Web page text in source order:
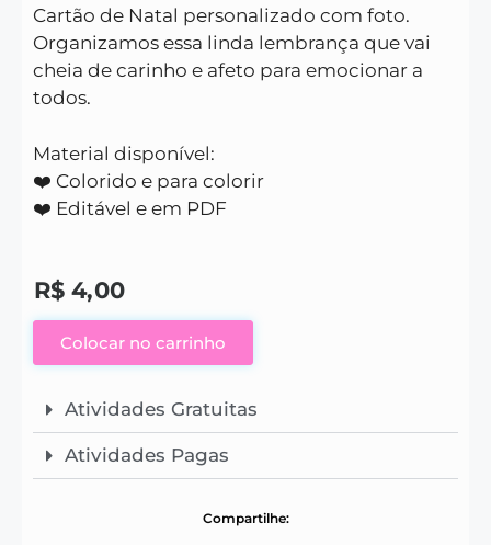
Cartão de Natal personalizado com foto.
Organizamos essa linda lembrança que vai
cheia de carinho e afeto para emocionar a
todos.
Material disponível:
❤️ Colorido e para colorir
❤️ Editável e em PDF
R$ 4,00
Colocar no carrinho
Atividades Gratuitas
Atividades Pagas
Compartilhe: